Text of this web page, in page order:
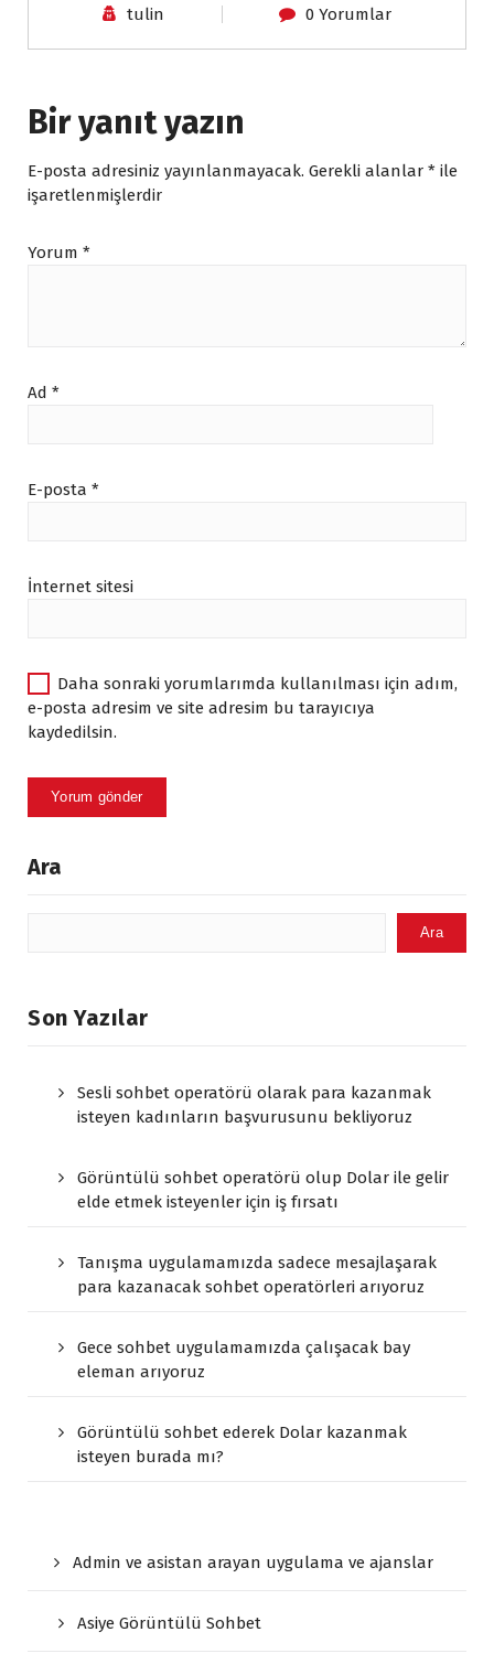
tulin 0 Yorumlar
Bir yanıt yazın
E-posta adresiniz yayınlanmayacak. Gerekli alanlar * ile
işaretlenmişlerdir
Yorum *
Ad *
E-posta *
İnternet sitesi
Daha sonraki yorumlarımda kullanılması için adım,
e-posta adresim ve site adresim bu tarayıcıya
kaydedilsin.
Ara
Ara
Son Yazılar
Sesli sohbet operatörü olarak para kazanmak
isteyen kadınların başvurusunu bekliyoruz
Görüntülü sohbet operatörü olup Dolar ile gelir
elde etmek isteyenler için iş fırsatı
Tanışma uygulamamızda sadece mesajlaşarak
para kazanacak sohbet operatörleri arıyoruz
Gece sohbet uygulamamızda çalışacak bay
eleman arıyoruz
Görüntülü sohbet ederek Dolar kazanmak
isteyen burada mı?
Admin ve asistan arayan uygulama ve ajanslar
Asiye Görüntülü Sohbet